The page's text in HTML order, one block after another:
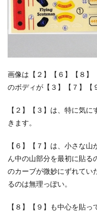
画像は【２】【６】【８】
のボディが【３】【７】【
【２】【３】は、特に気
きます。
【６】【７】は、小さな
ん中の山部分を最初に貼る
のカーブが微妙にずれてい
るのは無理っぽい。
【８】【９】も中心を貼